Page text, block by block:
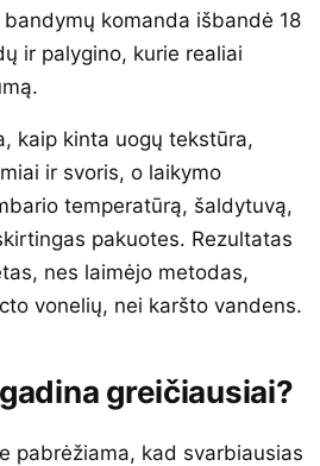
komanda išbandė 18
ir palygino, kurie realiai
kaip kinta uogų tekstūra,
ir svoris, o laikymo
temperatūrą, šaldytuvą,
pakuotes. Rezultatas
nes laimėjo metodas,
vonelių, nei karšto vandens.
greičiausiai?
pabrėžiama, kad svarbiausias